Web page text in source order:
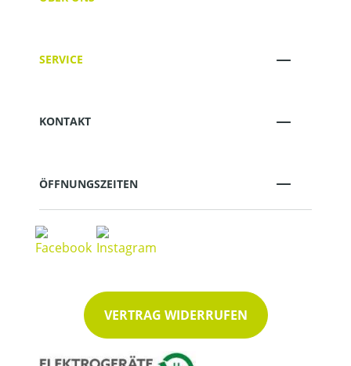
SERVICE
KONTAKT
ÖFFNUNGSZEITEN
VERTRAG WIDERRUFEN